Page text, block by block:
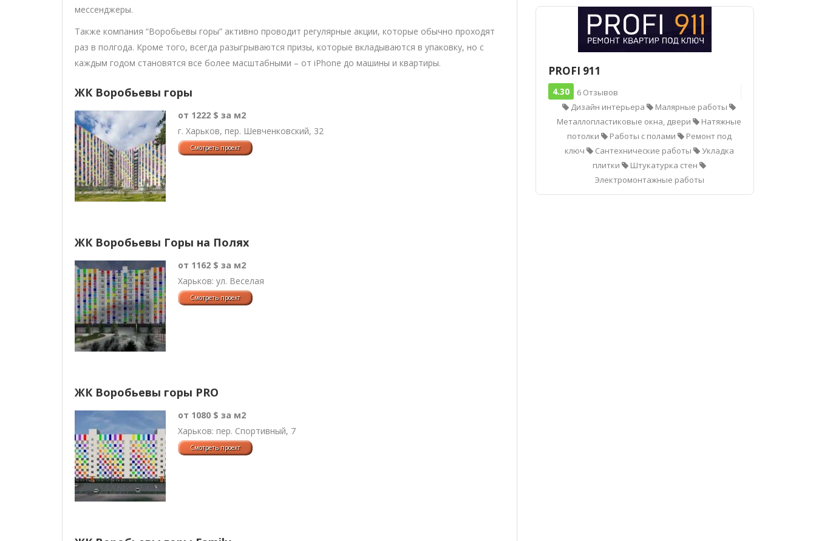
мессенджеры.
Также компания “Воробьевы горы” активно проводит регулярные акции, которые обычно проходят
раз в полгода. Кроме того, всегда разыгрываются призы, которые вкладываются в упаковку, но с
каждым годом становятся все более масштабными – от iPhone до машины и квартиры.
ЖК Воробьевы горы
от 1222 $ за м2
г. Харьков, пер. Шевченковский, 32
ЖК Воробьевы Горы на Полях
от 1162 $ за м2
Харьков: ул. Веселая
ЖК Воробьевы горы PRO
от 1080 $ за м2
Харьков: пер. Спортивный, 7
PROFI 911
4.30
6 Отзывов
Дизайн интерьера
Малярные работы
Металлопластиковые окна, двери
Натяжные
потолки
Работы с полами
Ремонт под
ключ
Сантехнические работы
Укладка
плитки
Штукатурка стен
Электромонтажные работы